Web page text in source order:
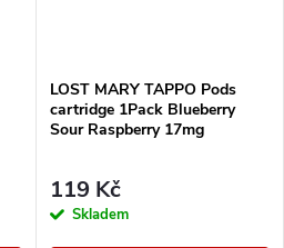
LOST MARY TAPPO Pods
cartridge 1Pack Blueberry
Sour Raspberry 17mg
119 Kč
Skladem